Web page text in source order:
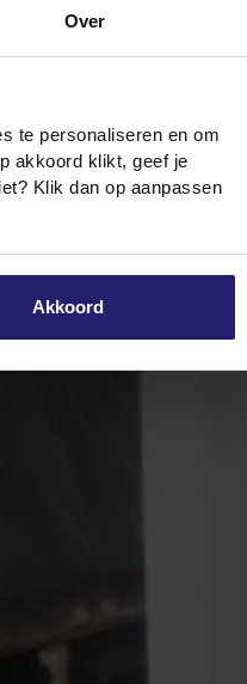
Over
te personaliseren en om
akkoord klikt, geef je
Klik dan op aanpassen
Akkoord